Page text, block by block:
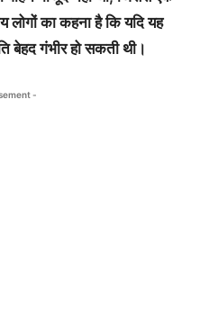
लोगों का कहना है कि यदि यह
बेहद गंभीर हो सकती थी।
-